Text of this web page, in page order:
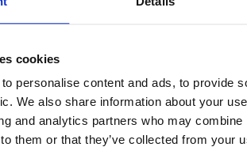
cookies
personalise content and ads, to provide
We also share information about your
and analytics partners who may
them or that they’ve collected from your
わせはこちら
質問